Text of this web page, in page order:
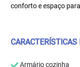
conforto e espaço
CARACTERÍSTICAS
Armário cozinha